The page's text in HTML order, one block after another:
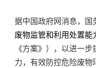
据中国政府网消息，国
废物监管和利用处置能
《方案》），以进一步
力，有效防控危险废物